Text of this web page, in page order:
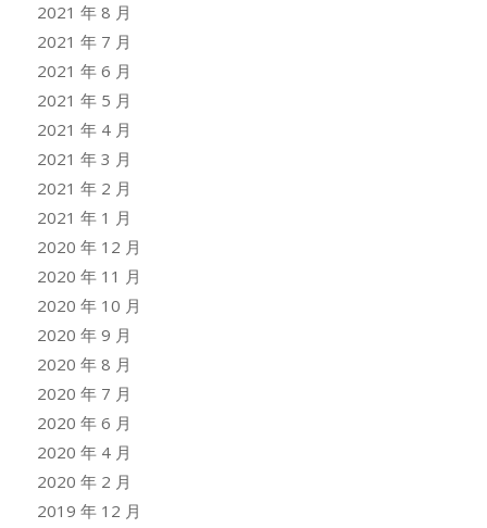
2021 年 8 月
2021 年 7 月
2021 年 6 月
2021 年 5 月
2021 年 4 月
2021 年 3 月
2021 年 2 月
2021 年 1 月
2020 年 12 月
2020 年 11 月
2020 年 10 月
2020 年 9 月
2020 年 8 月
2020 年 7 月
2020 年 6 月
2020 年 4 月
2020 年 2 月
2019 年 12 月